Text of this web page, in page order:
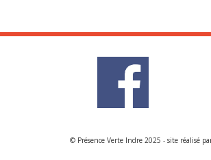
© Présence Verte Indre 2025 - site réalisé